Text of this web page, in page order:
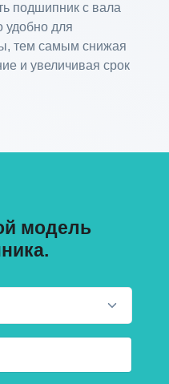
подшипник с вала
удобно для
тем самым снижая
и увеличивая срок
модель